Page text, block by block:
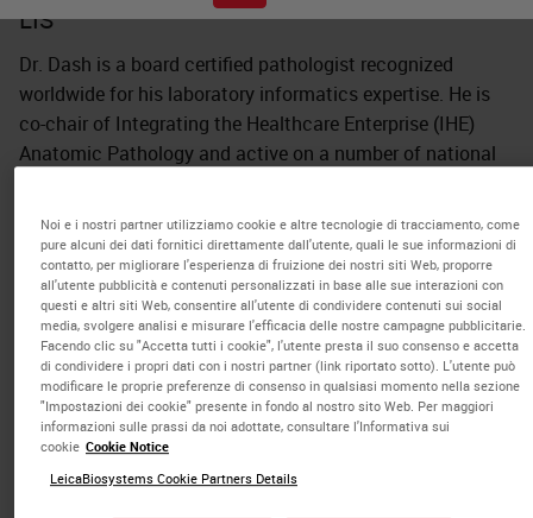
LIS
Dr. Dash is a board certified pathologist recognized
worldwide for his laboratory informatics expertise. He is
co-chair of Integrating the Healthcare Enterprise (IHE)
Anatomic Pathology and active on a number of national
Pathologists.
He is director for laboratory informatics for Duke
University Health System in Durham NC. Dr. Dash has over
26 years of diverse experience in Pathology, with a focus
on breast cancer diagnostics, cytopathology, and
laboratory informatics. Dr. Dash is American Board of
Pathology certified in Anatomic & Clinical Pathology,
Cytopathology and Clinical Informatics.
Noi e i nostri partner utilizziamo cookie e altre tecnologie di tracciamento, come
pure alcuni dei dati fornitici direttamente dall'utente, quali le sue informazioni di
contatto, per migliorare l'esperienza di fruizione dei nostri siti Web, proporre
all'utente pubblicità e contenuti personalizzati in base alle sue interazioni con
questi e altri siti Web, consentire all'utente di condividere contenuti sui social
media, svolgere analisi e misurare l'efficacia delle nostre campagne pubblicitarie.
Facendo clic su "Accetta tutti i cookie", l'utente presta il suo consenso e accetta
di condividere i propri dati con i nostri partner (link riportato sotto). L'utente può
modificare le proprie preferenze di consenso in qualsiasi momento nella sezione
"Impostazioni dei cookie" presente in fondo al nostro sito Web. Per maggiori
informazioni sulle prassi da noi adottate, consultare l'Informativa sui
cookie Cookie Notice
LeicaBiosystems Cookie Partners Details